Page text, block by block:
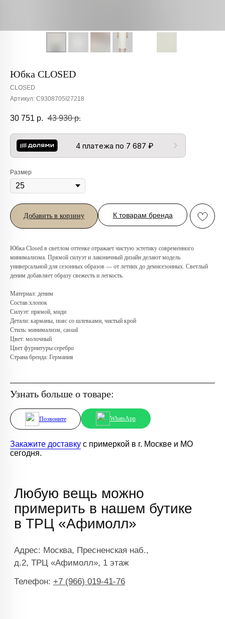
Юбка CLOSED
CLOSED
Артикул: C9308705I27218
30 751 р. 43 930 р.
4 платежа по 7 687 ₽
Размер
Добавить в корзину К товарам бренда
Юбка Closed в светлом оттенке отражает чистую эстетику современного
минимализма. Прямой силуэт и лаконичный дизайн делают модель
универсальной для сезонных образов — от летних до демисезонных. Светлый
деним добавляет образу свежесть и легкость.
Материал: деним
Состав:хлопок
Силуэт: прямой, миди
Детали: карманы, пояс со шлевками, чистый крой
Стиль: минимализм, casual
Цвет: молочный
Цвет фурнитуры:серебро
Страна бренда: Германия
Узнать больше о товаре:
Позвоните WhatsApp
Закажите доставку с примеркой в г. Москве и МО
сегодня.
Любую вещь можно
примерить в нашем бутике
в ТРЦ «Афимолл»
Адрес:Москва, Пресненская наб.,
д.2, ТРЦ «Афимолл», 1 этаж
Телефон: +7 (966) 019-41-76